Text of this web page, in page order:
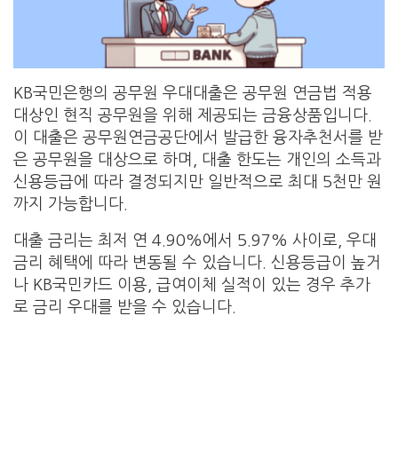
KB국민은행의 공무원 우대대출은 공무원 연금법 적용
대상인 현직 공무원을 위해 제공되는 금융상품입니다.
이 대출은 공무원연금공단에서 발급한 융자추천서를 받
은 공무원을 대상으로 하며, 대출 한도는 개인의 소득과
신용등급에 따라 결정되지만 일반적으로 최대 5천만 원
까지 가능합니다.
대출 금리는 최저 연 4.90%에서 5.97% 사이로, 우대
금리 혜택에 따라 변동될 수 있습니다. 신용등급이 높거
나 KB국민카드 이용, 급여이체 실적이 있는 경우 추가
로 금리 우대를 받을 수 있습니다.